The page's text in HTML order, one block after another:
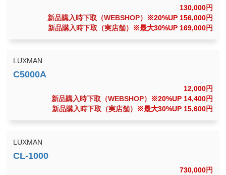
130,000円
新品購入時下取（WEBSHOP）
※20%UP 156,000円
新品購入時下取（実店舗）
※最大30%UP 169,000円
LUXMAN
12,000円
新品購入時下取（WEBSHOP）
※20%UP 14,400円
新品購入時下取（実店舗）
※最大30%UP 15,600円
LUXMAN
730,000円